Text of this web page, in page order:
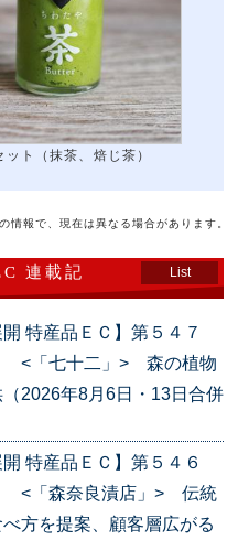
ト（抹茶、焙じ茶）
情報で、現在は異なる場合があります。
連載記
List
特産品ＥＣ】第５４７
<「七十二」> 森の植物
2026年8月6日・13日合併
特産品ＥＣ】第５４６
<「森奈良漬店」> 伝統
方を提案、顧客層広がる